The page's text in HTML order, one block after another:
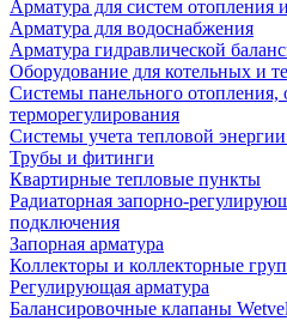
Арматура для систем отопления
Арматура для водоснабжения
Арматура гидравлической
Оборудование для котельных и
Системы панельного отопления,
терморегулирования
Системы учета тепловой
Трубы и фитинги
Квартирные тепловые пункты
Радиаторная запорно-
подключения
Запорная арматура
Коллекторы и коллекторные
Регулирующая арматура
Балансировочные клапаны Wetvel